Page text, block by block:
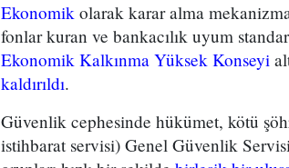
Ekonomik olarak karar alma
fonlar kuran ve bankacılık uyum
Ekonomik Kalkınma Yüksek Konseyi
kaldırıldı.
Güvenlik cephesinde hükümet, kötü
istihbarat servisi) Genel Güvenlik